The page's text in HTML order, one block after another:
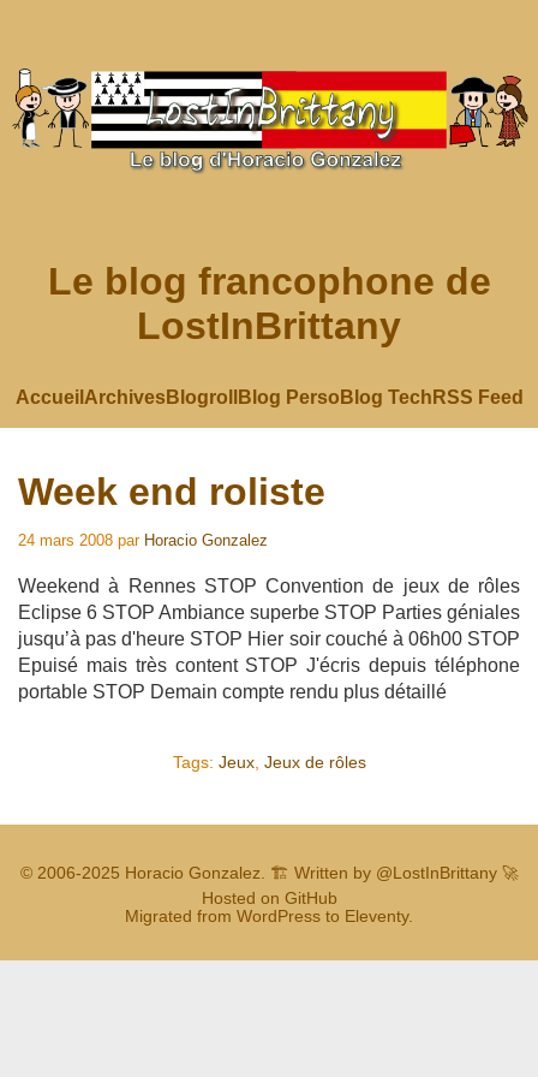
Le blog francophone de
LostInBrittany
Accueil ArchivesBlogroll Blog Perso Blog Tech RSS Feed
Week end roliste
24 mars 2008 par Horacio Gonzalez
Weekend à Rennes STOP Convention de jeux de rôles
Eclipse 6 STOP Ambiance superbe STOP Parties géniales
jusqu’à pas d'heure STOP Hier soir couché à 06h00 STOP
Epuisé mais très content STOP J'écris depuis téléphone
portable STOP Demain compte rendu plus détaillé
Tags: Jeux, Jeux de rôles
© 2006-2025 Horacio Gonzalez 🏗️ Written by @LostInBrittany🚀
Hosted on GitHub
Migrated from WordPress to Eleventy.